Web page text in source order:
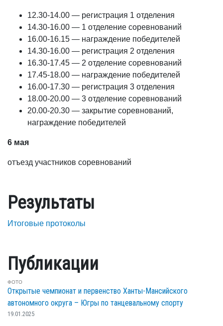
12.30-14.00 — регистрация 1 отделения
14.30-16.00 — 1 отделение соревнований
16.00-16.15 — награждение победителей
14.30-16.00 — регистрация 2 отделения
16.30-17.45 — 2 отделение соревнований
17.45-18.00 — награждение победителей
16.00-17.30 — регистрация 3 отделения
18.00-20.00 — 3 отделение соревнований
20.00-20.30 — закрытие соревнований,
награждение победителей
6 мая
отъезд участников соревнований
Результаты
Итоговые протоколы
Публикации
ФОТО
Открытые чемпионат и первенство Ханты-Мансийского
автономного округа – Югры по танцевальному спорту
19.01.2025